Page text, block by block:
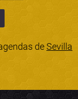
deSevilla